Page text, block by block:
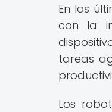
En los
con la
tareas
Los